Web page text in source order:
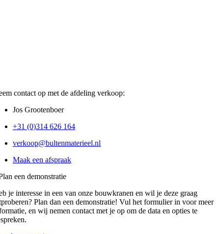
contact op met de afdeling verkoop:
Jos Grootenboer
+31 (0)314 626 164
verkoop@bultenmaterieel.nl
Maak een afspraak
een demonstratie
je interesse in een van onze bouwkranen en wil je deze graag
Plan dan een demonstratie! Vul het formulier in voor meer
en wij nemen contact met je op om de data en opties te